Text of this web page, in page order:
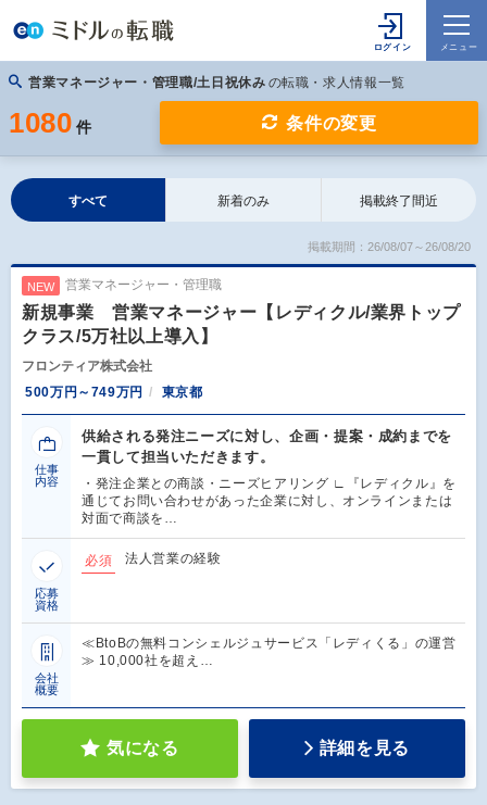
営業マネージャー・管理職/土日祝休み の転職・求人情報一覧
1080 件 条件の変更
すべて 新着のみ 掲載終了間近
掲載期間：26/08/07～26/08/20
NEW 営業マネージャー・管理職
新規事業 営業マネージャー【レディクル/業界トップ
クラス/5万社以上導入】
フロンティア株式会社
500万円～749万円
東京都
仕事
内容
供給される発注ニーズに対し、企画・提案・成約までを
一貫して担当いただきます。
・発注企業との商談・ニーズヒアリング ∟『レディクル』を
通じてお問い合わせがあった企業に対し、オンラインまたは
対面で商談を…
応募
資格
必須 法人営業の経験
会社
概要
≪BtoBの無料コンシェルジュサービス「レディくる」の運営
≫ 10,000社を超え…
気になる 詳細を見る